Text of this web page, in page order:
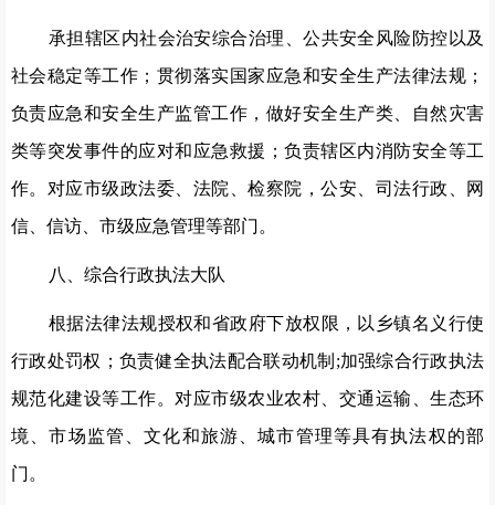
承担辖区内社会治安综合治理、公共安全风险防控以及
社会稳定等工作；贯彻落实国家应急和安全生产法律法规；
负责应急和安全生产监管工作，做好安全生产类、自然灾害
类等突发事件的应对和应急救援；负责辖区内消防安全等工
作。对应市级政法委、法院、检察院，公安、司法行政、网
信、信访、市级应急管理等部门。
八、综合行政执法大队
根据法律法规授权和省政府下放权限，以乡镇名义行使
行政处罚权；负责健全执法配合联动机制 ;加强综合行政执法
规范化建设等工作。对应市级农业农村、交通运输、生态环
境、市场监管、文化和旅游、城市管理等具有执法权的部
门。